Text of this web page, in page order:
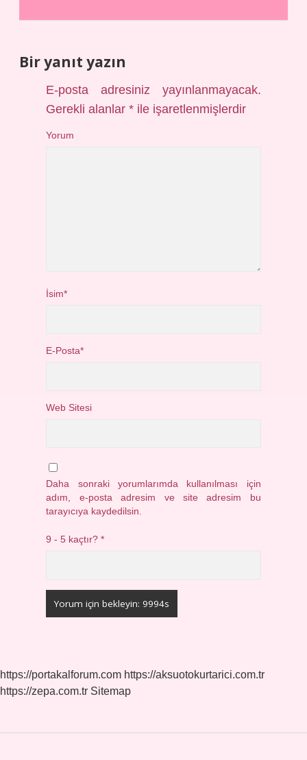
Bir yanıt yazın
E-posta adresiniz yayınlanmayacak.
Gerekli alanlar* ile işaretlenmişlerdir
Yorum
İsim*
E-Posta*
Web Sitesi
Daha sonraki yorumlarımda kullanılması için
adım, e-posta adresim ve site adresim bu
tarayıcıya kaydedilsin.
9 - 5 kaçtır?*
https://portakalforum.com https://aksuotokurtarici.com.tr
https://zepa.com.tr Sitemap